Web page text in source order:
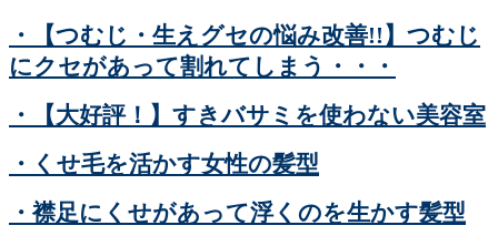
・【つむじ・生えグセの悩み改善!!】つむじ
にクセがあって割れてしまう・・・
・【大好評！】すきバサミを使わない美容室
・くせ毛を活かす女性の髪型
・襟足にくせがあって浮くのを生かす髪型